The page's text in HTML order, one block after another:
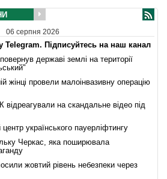
06 серпня 2026
Telegram. Підписуйтесь на наш канал
державі землі на території
жінці провели малоінвазивну операцію
на скандальне відео під
українського пауерліфтингу
Черкас, яка поширювала
жовтий рівень небезпеки через